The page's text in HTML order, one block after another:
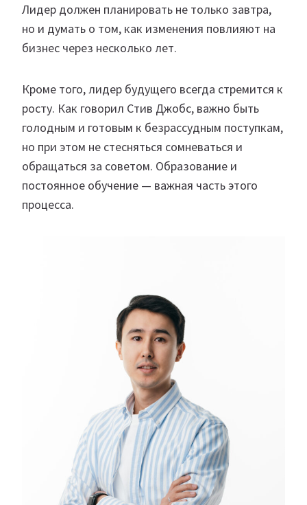
Лидер должен планировать не только завтра,
но и думать о том, как изменения повлияют на
бизнес через несколько лет.
Кроме того, лидер будущего всегда стремится к
росту. Как говорил Стив Джобс, важно быть
голодным и готовым к безрассудным поступкам,
но при этом не стесняться сомневаться и
обращаться за советом. Образование и
постоянное обучение — важная часть этого
процесса.